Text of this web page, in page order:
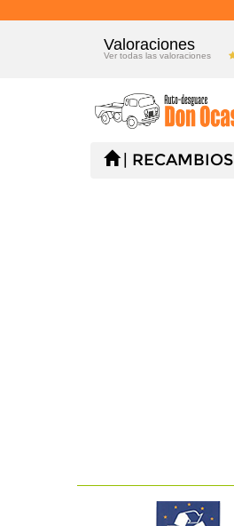
Valoraciones
Ver todas las valoraciones
RECAMBIOS